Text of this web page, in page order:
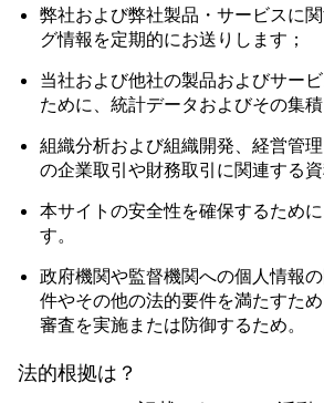
弊社および弊社製品・サービスに
グ情報を定期的にお送りします；
当社および他社の製品およびサー
ために、統計データおよびその集
組織分析および組織開発、経営管
の企業取引や財務取引に関連する資
本サイトの安全性を確保するため
す。
政府機関や監督機関への個人情報
件やその他の法的要件を満たすた
審査を実施または防御するため。
法的根拠は？